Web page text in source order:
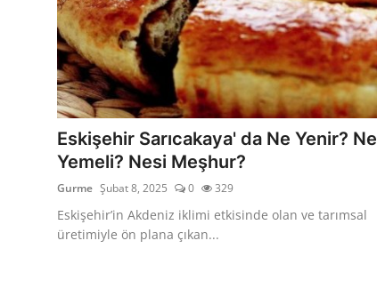
Helal Gıda & Dini Hükümler
Gıda Güvenliği & Bilimi
Kalori & Diyet Rehberi
Mutfak Püf Noktaları & İpuçları
Mekan & Lezzet Rotaları
Temel Gıda ve Ürün Rehberleri
Eskişehir Sarıcakaya' da Ne Yenir? Ne
Yemeli? Nesi Meşhur?
Gurme Şubat 8, 2025 0 329
Eskişehir’in Akdeniz iklimi etkisinde olan ve tarımsal
üretimiyle ön plana çıkan...